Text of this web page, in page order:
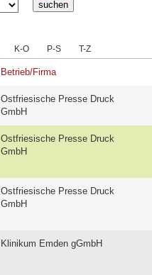
K-O P-S T-Z
Betrieb/Firma
Ostfriesische Presse Druck
GmbH
Ostfriesische Presse Druck
GmbH
Ostfriesische Presse Druck
GmbH
Klinikum Emden gGmbH